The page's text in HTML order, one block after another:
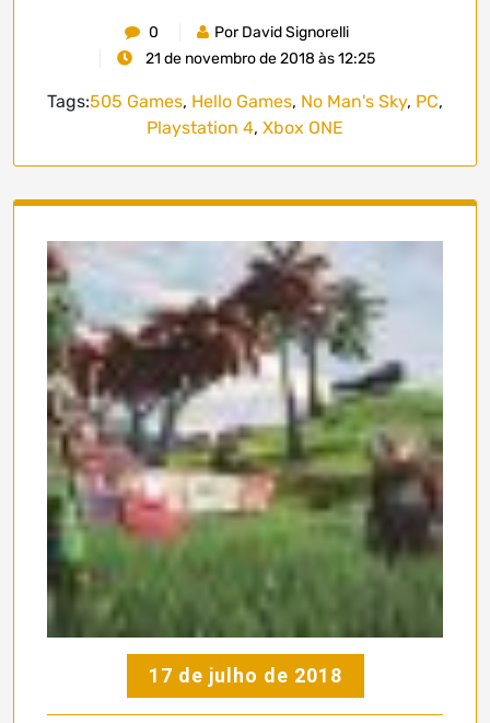
0
Por David Signorelli
21 de novembro de 2018 às 12:25
Tags:505 Games, Hello Games, No Man's Sky, PC,
Playstation 4, Xbox ONE
17 de julho de 2018